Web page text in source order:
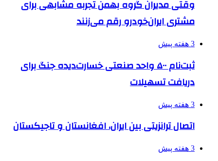
وقتی مدیران گروه بهمن تجربه مشابهی برای
مشتری ایران‌خودرو رقم می‌زنند
3 هفته پیش
ثبت‌نام ۵۰۰ واحد صنعتی خسارت‌دیده جنگ برای
دریافت تسهیلات
3 هفته پیش
اتصال ترانزیتی بین ایران، افغانستان و تاجیکستان
3 هفته پیش